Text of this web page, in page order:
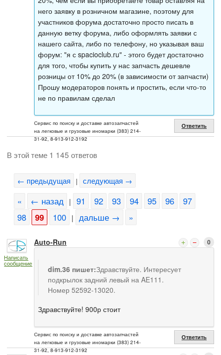
него заявку в розничном магазине, поэтому для
участников форума достаточно просто писать в
данную ветку форума, либо оформлять заявки с
нашего сайта, либо по телефону, но указывая ваш
форум: "я с spacioclub.ru" - этого будет достаточно
для того, чтобы купить у нас запчасть дешевле
розницы от 10% до 20% (в зависимости от запчасти)
Прошу модераторов понять и простить, если что-то
не по правилам сделал
Сервис по поиску и доставке автозапчастей
на легковые и грузовые иномарки (383) 214-
31-92, 8-913-912-3192
Ответить
В этой теме 1 145 ответов
← предыдущая | следующая →
« ← назад | 91 92 93 94 95 96
97
98
99 100 | дальше → »
Написать
сообщение
Auto-Run 0
dim.36 пишет:Здравствуйте. Интересует
подкрылок задний левый на AE111.
Номер 52592-13020.
Здравствуйте! 900р стоит
Сервис по поиску и доставке автозапчастей
на легковые и грузовые иномарки (383) 214-
31-92, 8-913-912-3192
Ответить